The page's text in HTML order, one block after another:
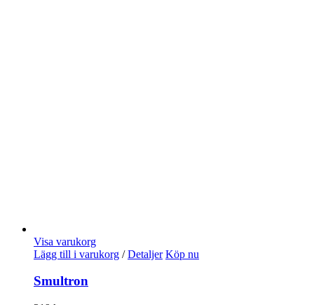
Visa varukorg
Lägg till i varukorg / Detaljer Köp nu
Smultron